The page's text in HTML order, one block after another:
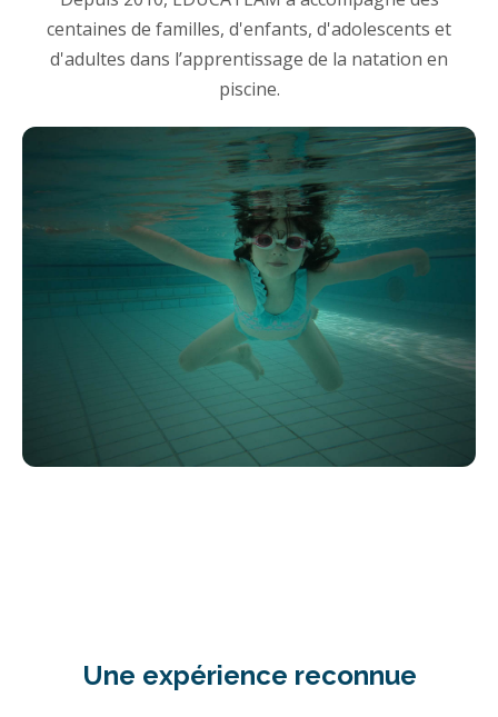
centaines de familles, d'enfants, d'adolescents et
d'adultes dans l’apprentissage de la natation en
piscine.
Une expérience reconnue